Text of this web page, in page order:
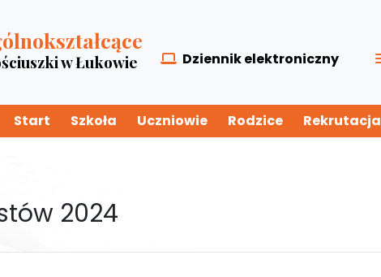
w Łukowie Dziennik elektroniczny
Start Szkoła Uczniowie Rodzice Rekrutacja
2024